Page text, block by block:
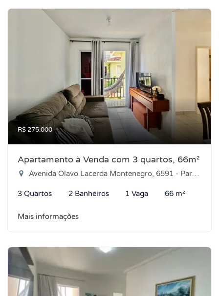
R$ 275.000
Apartamento à Venda com 3 quartos, 66m²
Avenida Olavo Lacerda Montenegro, 6591 - Parque das Árvores, Parnamirim-RN
3 Quartos 2 Banheiros 1 Vaga 66 m²
Mais informações